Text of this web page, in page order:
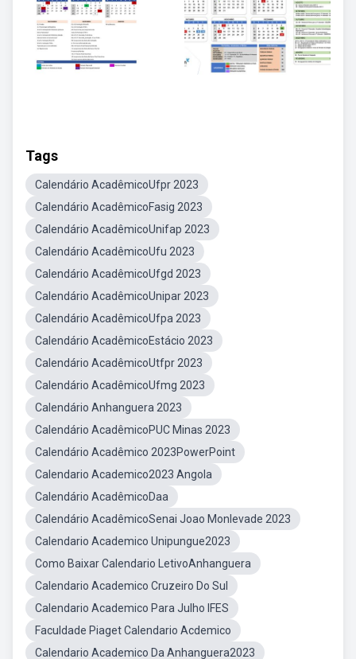
Tags
Calendário AcadêmicoUfpr 2023
Calendário AcadêmicoFasig 2023
Calendário AcadêmicoUnifap 2023
Calendário AcadêmicoUfu 2023
Calendário AcadêmicoUfgd 2023
Calendário AcadêmicoUnipar 2023
Calendário AcadêmicoUfpa 2023
Calendário AcadêmicoEstácio 2023
Calendário AcadêmicoUtfpr 2023
Calendário AcadêmicoUfmg 2023
Calendário Anhanguera 2023
Calendário AcadêmicoPUC Minas 2023
Calendário Acadêmico 2023PowerPoint
Calendario Academico2023 Angola
Calendário AcadêmicoDaa
Calendário AcadêmicoSenai Joao Monlevade 2023
Calendario Academico Unipungue2023
Como Baixar Calendario LetivoAnhanguera
Calendario Academico Cruzeiro Do Sul
Calendario Academico Para Julho IFES
Faculdade Piaget Calendario Acdemico
Calendario Academico Da Anhanguera2023